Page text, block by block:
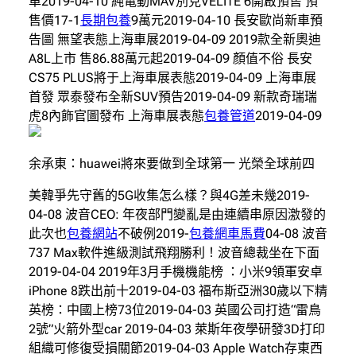
售價17-1長期包養9萬元2019-04-10 長安歐尚新車預
告圖 無望表態上海車展2019-04-09 2019款全新奧迪
A8L上市 售86.88萬元起2019-04-09 顏值不俗 長安
CS75 PLUS將于上海車展表態2019-04-09 上海車展
首發 眾泰發布全新SUV預告2019-04-09 新款奇瑞瑞
虎8內飾官圖發布 上海車展表態包養管道2019-04-09
余承東：huawei將來要做到全球第一 光榮全球前四
美韓爭先守舊的5G收集怎么樣？與4G差未幾2019-
04-08 波音CEO: 年夜部門變亂是由連續串原因激發的
此次也包養網站不破例2019-包養網車馬費04-08 波音
737 Max軟件進級測試飛翔勝利！波音總裁坐在下面
2019-04-04 2019年3月手機機能榜 ：小米9領軍安卓
iPhone 8跌出前十2019-04-03 福布斯亞洲30歲以下精
英榜：中國上榜73位2019-04-03 英國公司打造“雷鳥
2號”火箭外型car 2019-04-03 萊斯年夜學研發3D打印
組織可修復受損關節2019-04-03 Apple Watch存東西